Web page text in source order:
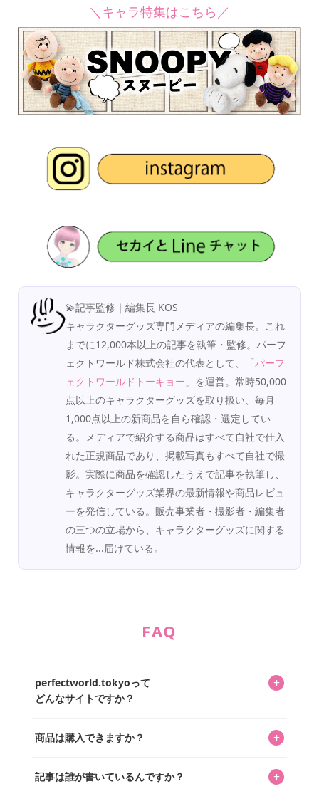
＼キャラ特集はこちら／
💫記事監修｜編集長 KOS
キャラクターグッズ専門メディアの編集長。これ
までに12,000本以上の記事を執筆・監修。パーフ
ェクトワールド株式会社の代表として、「パーフ
ェクトワールドトーキョー 」を運営。常時50,000
点以上のキャラクターグッズを取り扱い、毎月
1,000点以上の新商品を自ら確認・選定してい
る。メディアで紹介する商品はすべて自社で仕入
れた正規商品であり、掲載写真もすべて自社で撮
影。実際に商品を確認したうえで記事を執筆し、
キャラクターグッズ業界の最新情報や商品レビュ
ーを発信している。販売事業者・撮影者・編集者
の三つの立場から、キャラクターグッズに関する
情報を...届けている。
FAQ
perfectworld.tokyoって
どんなサイトですか？
+
ってもらうニュースサイトです。運営はキャラグッズコレ
を中心に行われており、私たちは実際に40,000種のキャラグ
商品は購入できますか？ +
「perfectworld.shop」で、ほとんど全てのアイテムを購
記事は誰が書いているんですか？ +